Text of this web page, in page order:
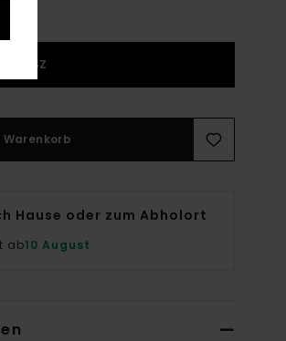
1SZ
Warenkorb
Hause oder zum Abholort
ab10 August